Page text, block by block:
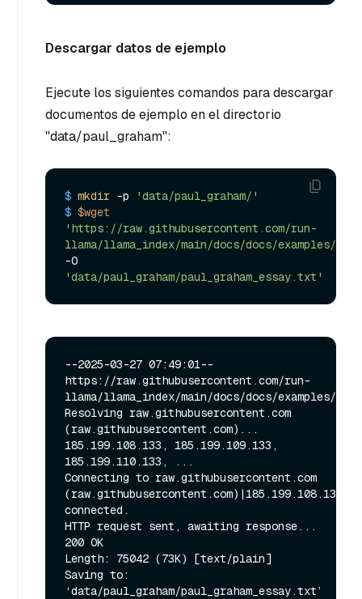
Descargar datos de ejemplo
Ejecute los siguientes comandos para descargar
documentos de ejemplo en el directorio
"data/paul_graham":
$ mkdir -p
'data/paul_graham/'
$ $wget
'https://raw.githubusercontent.com/run-
llama/llama_index/main/docs/docs/examples/
'data/paul_graham/paul_graham_essay.txt'
--2025-03-27 07:49:01--
https://raw.githubusercontent.com/run-
llama/llama_index/main/docs/docs/examples/
Resolving raw.githubusercontent.com
(raw.githubusercontent.com)...
185.199.108.133, 185.199.109.133,
185.199.110.133, ...
Connecting to raw.githubusercontent.com
connected.
HTTP request sent, awaiting response...
200 OK
Length: 75042 (73K) [text/plain]
Saving to:
‘data/paul_graham/paul_graham_essay.txt’